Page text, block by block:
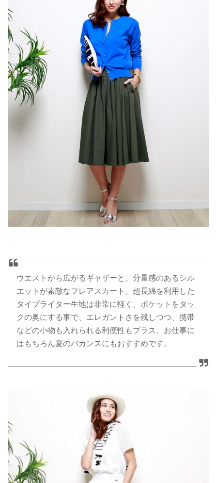
ウエストから広がるギャザーと、分量感のあるシル
エットが素敵なフレアスカート。超長綿を利用した
タイプライター生地は非常に軽く、ポケットをタッ
クの奥にする事で、エレガントさを残しつつ、携帯
などの小物も入れられる利便性もプラス。お仕事に
はもちろん夏のバカンスにもおすすめです。